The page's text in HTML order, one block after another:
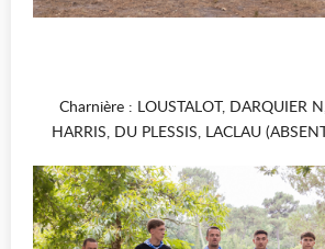
Charnière : LOUSTALOT, DARQUIER
HARRIS, DU PLESSIS, LACLAU